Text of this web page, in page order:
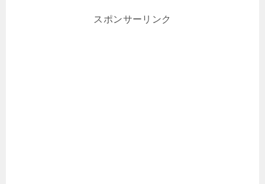
スポンサーリンク